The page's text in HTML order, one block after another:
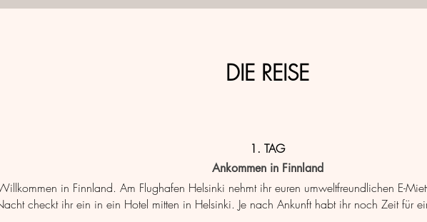
DIE REISE
1. TAG
Ankommen in Finnland
in Finnland. Am Flughafen Helsinki nehmt ihr euren umweltfreundlichen E-
checkt ihr ein in ein Hotel mitten in Helsinki. Je nach Ankunft habt ihr noch Zeit für